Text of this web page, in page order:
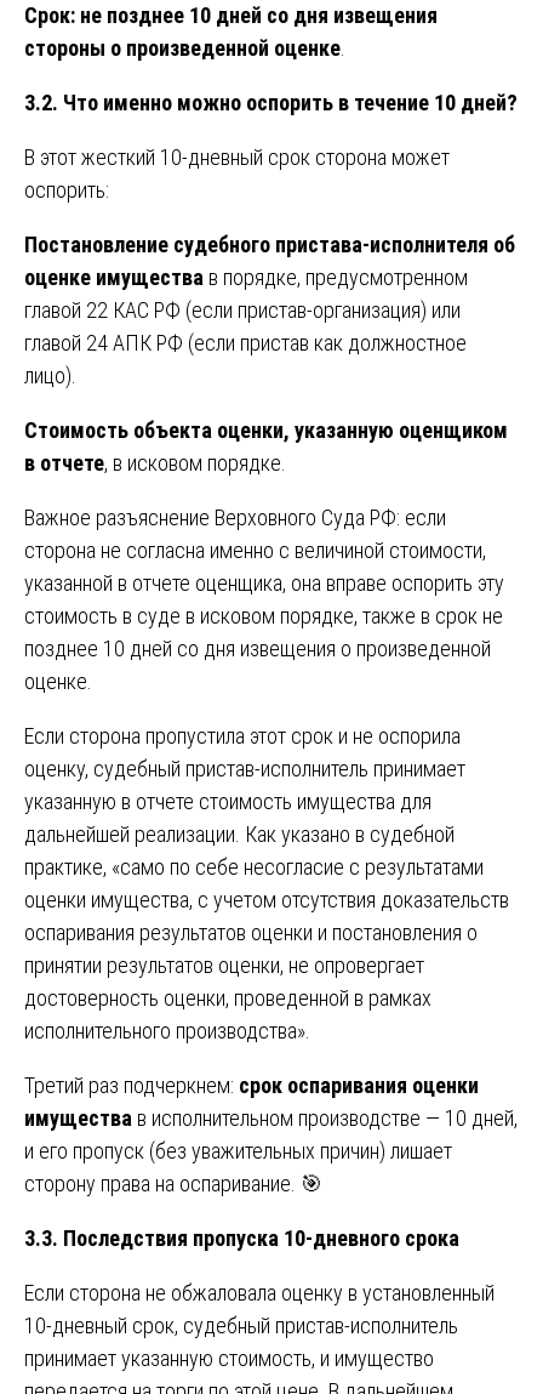
Срок: не позднее 10 дней со дня извещения
стороны о произведенной оценке
3.2. Что именно можно оспорить в течение 10 дней?
В этот жесткий 10-дневный срок сторона может
оспорить:
Постановление судебного пристава-исполнителя об
оценке имущества в порядке, предусмотренном
главой 22 КАС РФ (если пристав-организация) или
главой 24 АПК РФ (если пристав как должностное
лицо).
Стоимость объекта оценки, указанную оценщиком
в отчете, в исковом порядке.
Важное разъяснение Верховного Суда РФ: если
сторона не согласна именно с величиной стоимости,
указанной в отчете оценщика, она вправе оспорить эту
стоимость в суде в исковом порядке, также в срок не
позднее 10 дней со дня извещения о произведенной
оценке.
Если сторона пропустила этот срок и не оспорила
оценку, судебный пристав-исполнитель принимает
указанную в отчете стоимость имущества для
дальнейшей реализации. Как указано в судебной
практике, «само по себе несогласие с результатами
оценки имущества, с учетом отсутствия доказательств
оспаривания результатов оценки и постановления о
принятии результатов оценки, не опровергает
достоверность оценки, проведенной в рамках
исполнительного производства».
Третий раз подчеркнем: срок оспаривания оценки
имущества в исполнительном производстве — 10 дней,
и его пропуск (без уважительных причин) лишает
сторону права на оспаривание. 🎯
3.3. Последствия пропуска 10-дневного срока
Если сторона не обжаловала оценку в установленный
10-дневный срок, судебный пристав-исполнитель
принимает указанную стоимость, и имущество